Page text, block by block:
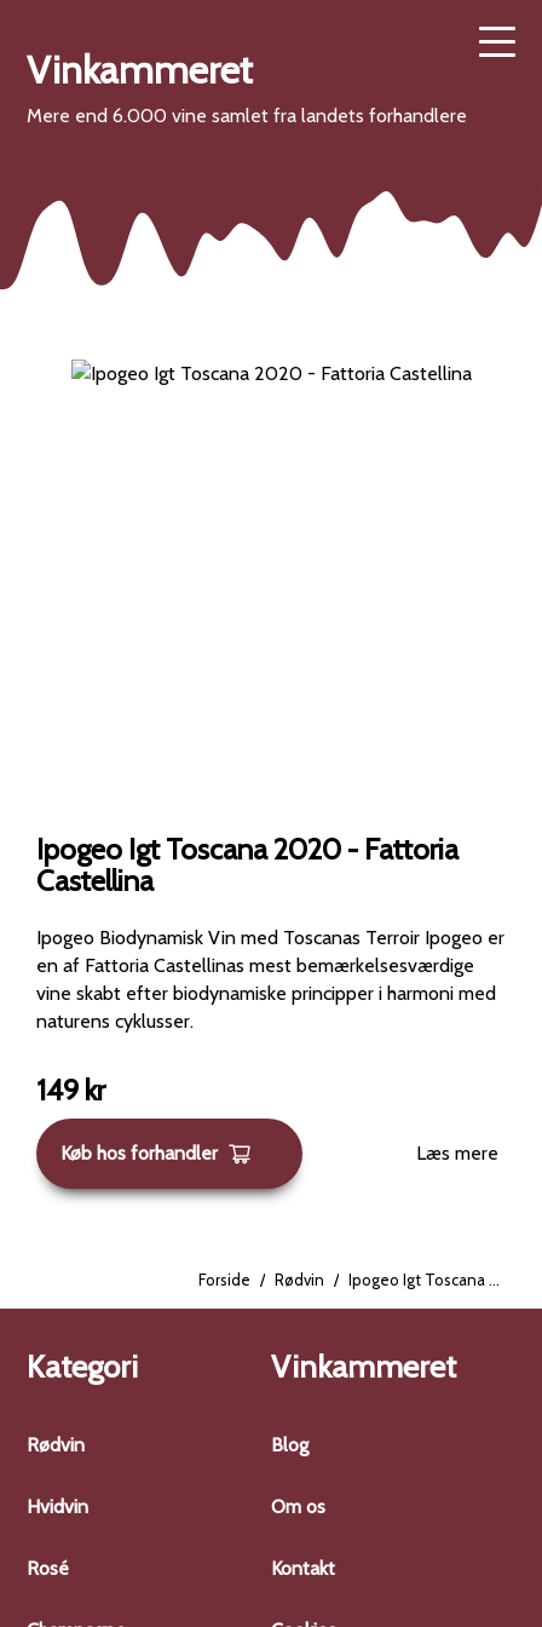
Vinkammeret
Mere end 6.000 vine samlet fra landets forhandlere
Ipogeo Igt Toscana 2020 - Fattoria
Castellina
Ipogeo Biodynamisk Vin med Toscanas Terroir Ipogeo er
en af Fattoria Castellinas mest bemærkelsesværdige
vine skabt efter biodynamiske principper i harmoni med
naturens cyklusser.
149 kr
Køb hos forhandler Læs mere
Forside / Rødvin / Ipogeo Igt Toscana 2020 - Fattoria Castellina
Kategori
Rødvin
Hvidvin
Rosé
Vinkammeret
Blog
Om os
Kontakt